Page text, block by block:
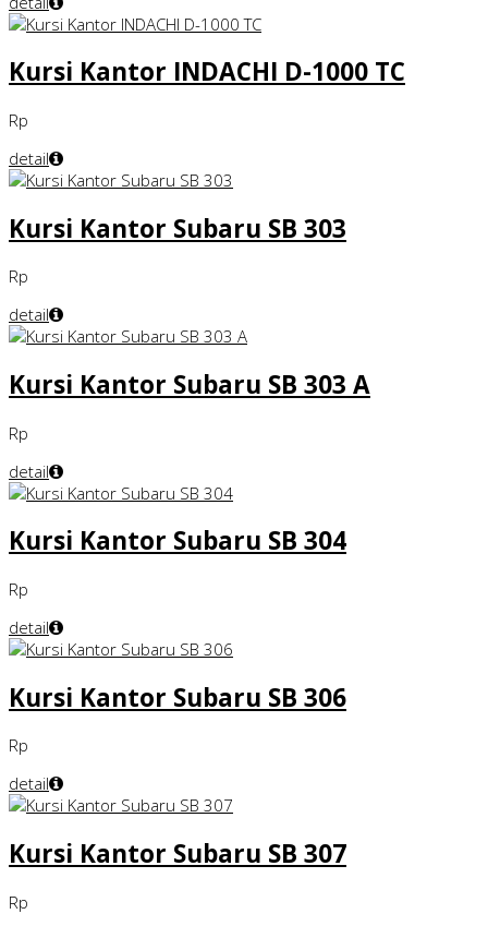
Kursi Kantor INDACHI D-1000 TC
Rp
detail
Kursi Kantor Subaru SB 303
Rp
detail
Kursi Kantor Subaru SB 303 A
Rp
detail
Kursi Kantor Subaru SB 304
Rp
detail
Kursi Kantor Subaru SB 306
Rp
detail
Kursi Kantor Subaru SB 307
Rp